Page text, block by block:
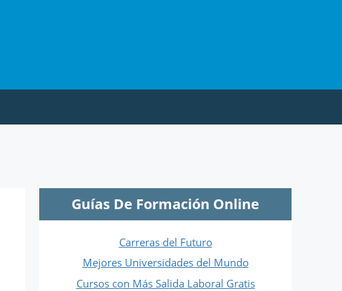
Guías De Formación Online
Carreras del Futuro
Mejores Universidades del Mundo
Cursos con Más Salida Laboral Gratis